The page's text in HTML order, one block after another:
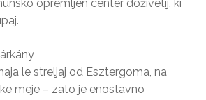
opremljen center doživetij, ki
le streljaj od Esztergoma, na
meje – zato je enostavno